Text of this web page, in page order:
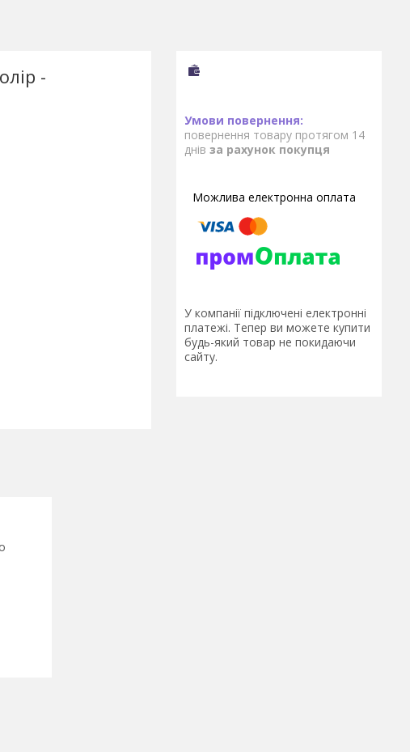
-
повернення товару протягом 14
днів за рахунок покупця
У компанії підключені електронні
платежі. Тепер ви можете купити
будь-який товар не покидаючи
сайту.